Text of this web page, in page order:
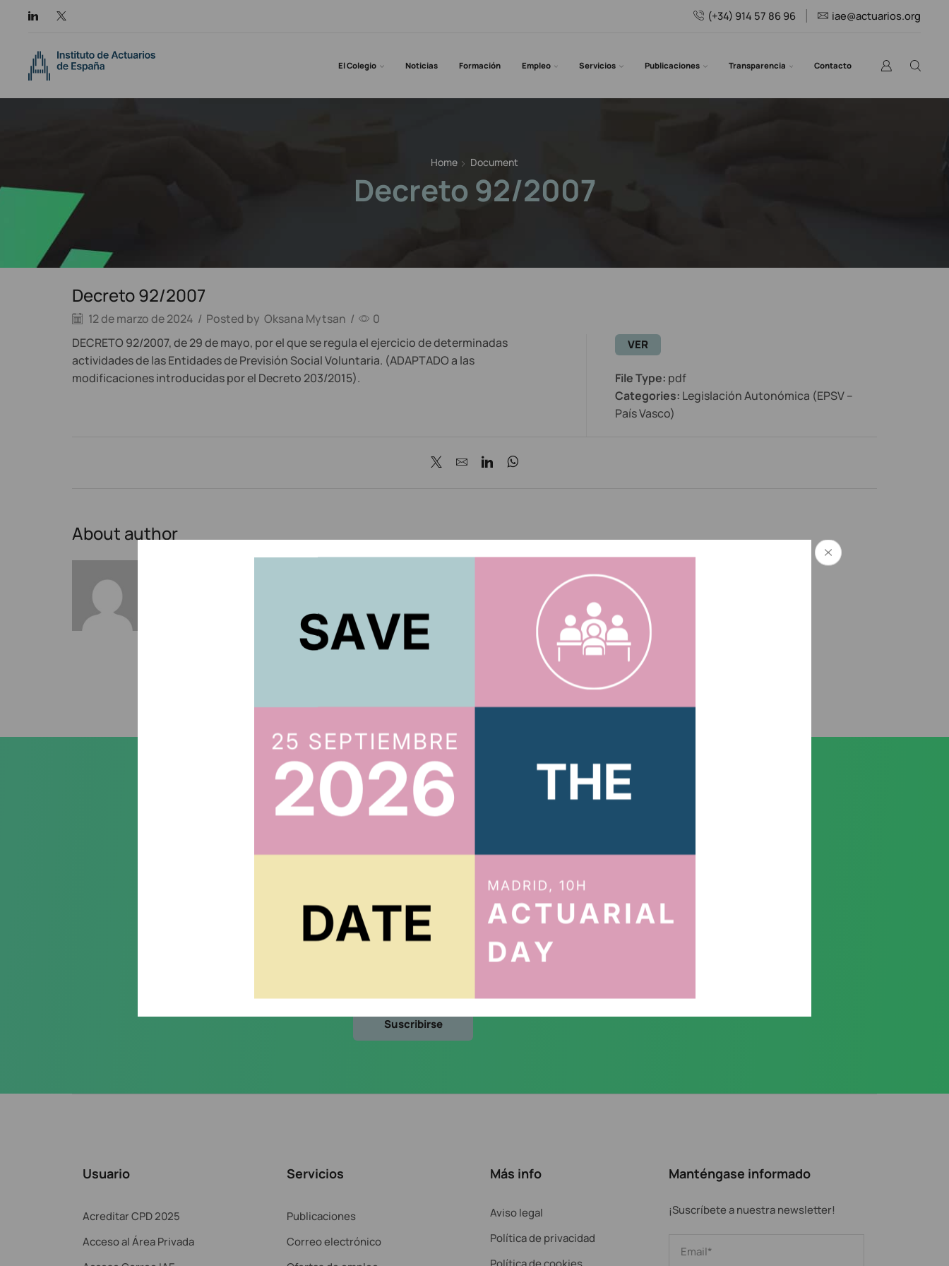
(+34) 914 57 86 96 iae@actuarios.org
El Colegio Noticias Formación Empleo Servicios Publicaciones Transparencia Contacto
Home Document
Decreto 92/2007
Decreto 92/2007
12 de marzo de 2024 / Posted by Oksana Mytsan /
0
DECRETO 92/2007, de 29 de mayo, por el que se regula el ejercicio de determinadas
actividades de las Entidades de Previsión Social Voluntaria. (ADAPTADO a las
modificaciones introducidas por el Decreto 203/2015).
VER
File Type: pdf
Categories: Legislación Autonómica (EPSV –
País Vasco)
About author
ACTUARIOS.ORG
Suscríbete al boletín
Te mantendremos al tanto de todo
Usuario
Acreditar CPD 2025
Acceso al Área Privada
Servicios
Publicaciones
Correo electrónico
Más info
Aviso legal
Política de privacidad
Manténgase informado
¡Suscríbete a nuestra newsletter!